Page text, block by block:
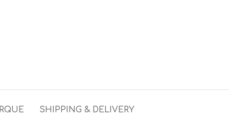
SHIPPING & DELIVERY